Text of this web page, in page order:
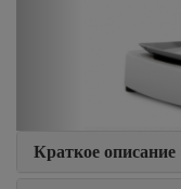
Краткое описание